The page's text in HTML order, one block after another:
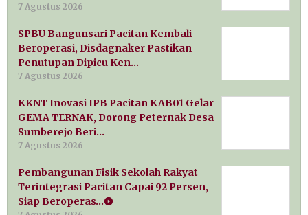
7 Agustus 2026
SPBU Bangunsari Pacitan Kembali
Beroperasi, Disdagnaker Pastikan
Penutupan Dipicu Ken…
7 Agustus 2026
KKNT Inovasi IPB Pacitan KAB01 Gelar
GEMA TERNAK, Dorong Peternak Desa
Sumberejo Beri…
7 Agustus 2026
Pembangunan Fisik Sekolah Rakyat
Terintegrasi Pacitan Capai 92 Persen,
Siap Beroperas…